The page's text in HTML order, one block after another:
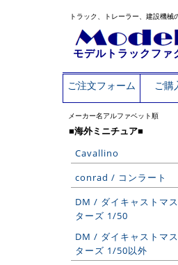
トラック、トレーラー、建設機
モデルトラックファ
ご注文フォーム ご購
メーカー名アルファベット順
■海外ミニチュア■
Cavallino
conrad / コンラート
DM / ダイキャストマス
ターズ 1/50
DM / ダイキャストマス
ターズ 1/50以外